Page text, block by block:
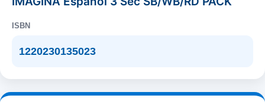
ISBN
1220230135023